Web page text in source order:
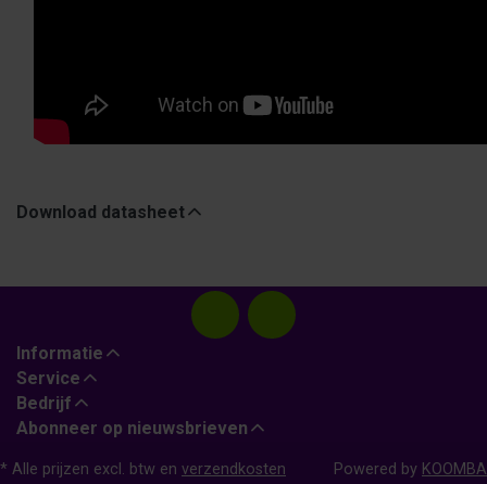
Download datasheet
Informatie
Service
Bedrijf
Abonneer op nieuwsbrieven
* Alle prijzen excl. btw en verzendkosten Powered by KOOMBA